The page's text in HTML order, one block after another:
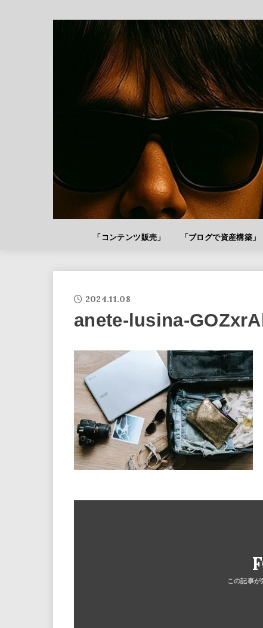
「コンテンツ販売」 「ブログで資産構築」
2024.11.08
anete-lusina-